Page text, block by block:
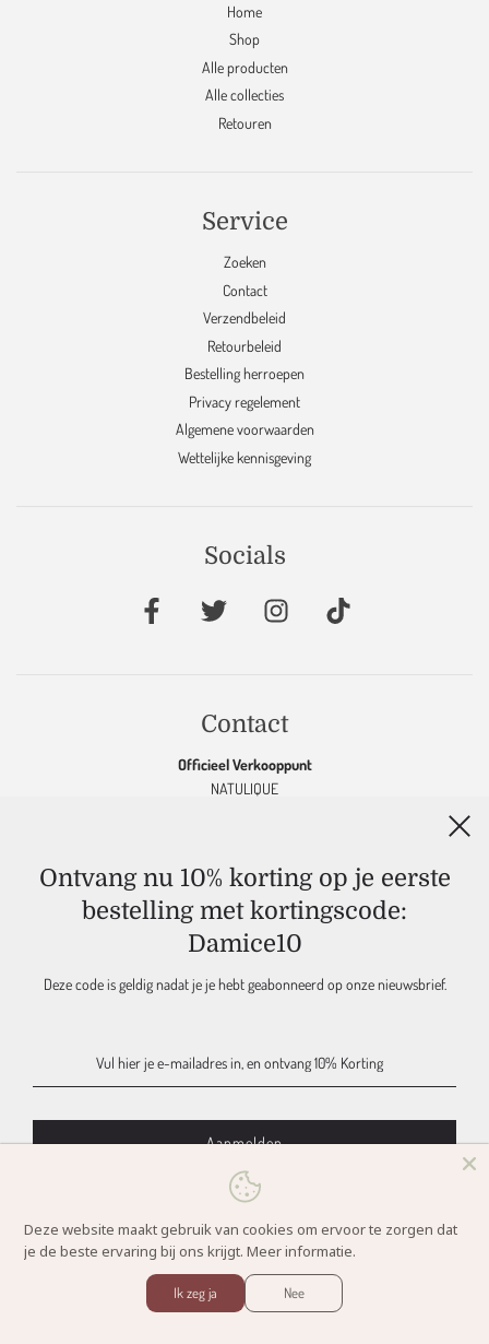
Home
Shop
Alle producten
Alle collecties
Retouren
Service
Zoeken
Contact
Verzendbeleid
Retourbeleid
Bestelling herroepen
Privacy regelement
Algemene voorwaarden
Wettelijke kennisgeving
Socials
Contact
Officieel Verkooppunt
NATULIQUE
MAJOURI
DAMICE JEWELRY
Maak een afspraak in de salon
06-83 232 150 |info@damice.nl
KVK 60776714 | NL 002196059B68
© 2026, DAMICE Hair Salon Damice Hairsalon in Glane | 2026
Ontvang nu 10% korting op je eerste
bestelling met kortingscode:
Damice10
Deze code is geldig nadat je je hebt geabonneerd op onze nieuwsbrief.
Deze site wordt beschermd door hCaptcha en het
servicevoorwaarden van hCaptcha zijn van toepassing.
Deze website maakt gebruik van cookies om ervoor te zorgen dat
je de beste ervaring bij ons krijgt. Meer informatie.
Ik zeg ja Nee